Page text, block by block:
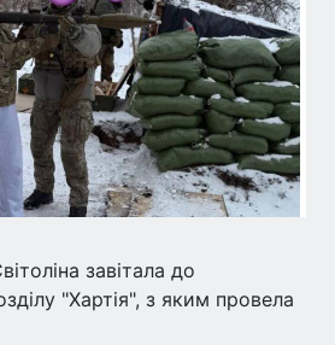
завітала до
"Хартія", з яким провела